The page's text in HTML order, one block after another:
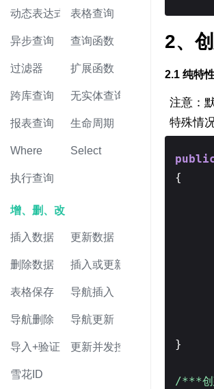
动态表达式 表格查询
异步查询 查询函数
过滤器 扩展函数
跨库查询 无实体查询
报表查询 生命周期
Where Select
执行查询
增、删、改
插入数据 更新数据
删除数据 插入或更新
表格保存 导航插入
导航删除 导航更新
导入+验证 更新并发控制
雪花ID
2、
2.1 纯特
注意：
特殊情
{
}
/***创